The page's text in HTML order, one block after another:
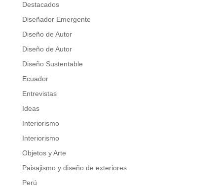
Destacados
Diseñador Emergente
Diseño de Autor
Diseño de Autor
Diseño Sustentable
Ecuador
Entrevistas
Ideas
Interiorismo
Interiorismo
Objetos y Arte
Paisajismo y diseño de exteriores
Perú